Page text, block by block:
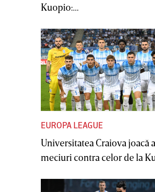
Kuopio:...
EUROPA LEAGUE
Universitatea Craiova joacă
meciuri contra celor de la